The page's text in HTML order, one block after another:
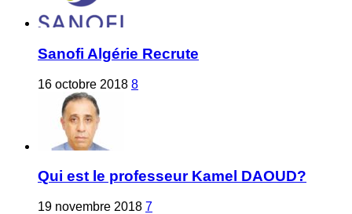
Sanofi Algérie Recrute
16 octobre 2018 8
Qui est le professeur Kamel DAOUD?
19 novembre 2018 7